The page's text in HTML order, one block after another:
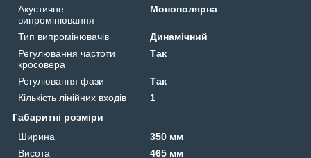
Акустичне
випромінювання
Монополярна
Тип випромінювачів
Динамічний
Регулювання частоти
кросовера
Так
Регулювання фази
Так
Кількість лінійних входів
1
Габаритні розміри
Ширина
350 мм
Висота
465 мм